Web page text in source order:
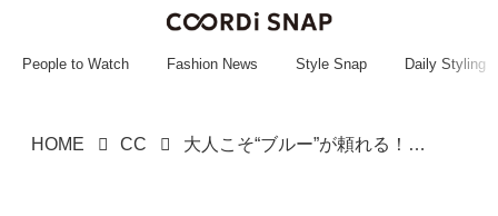
~~~~~~~~~~~
People to Watch Fashion News Style Snap Daily Styling
HOME CC 大人こそ“ブルー”が頼れる！【ROPÉ PICNIC】シャレ感100点♡「涼しげトップス」